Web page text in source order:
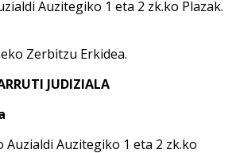
Auzitegiko 1 eta 2 zk.ko Plazak.
Zerbitzu Erkidea.
JUDIZIALA
Auzialdi Auzitegiko 1 eta 2 zk.ko